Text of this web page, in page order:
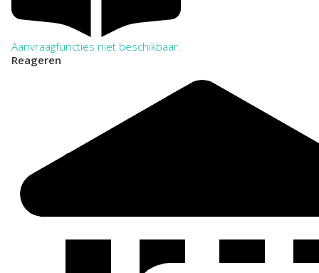
Aanvraagfuncties niet beschikbaar.
Reageren